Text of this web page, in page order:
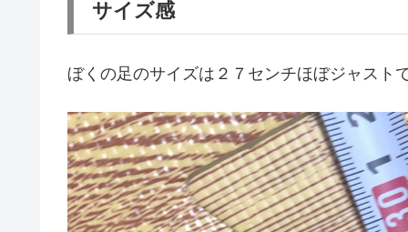
サイズ感
ぼくの足のサイズは２７センチほぼジャスト